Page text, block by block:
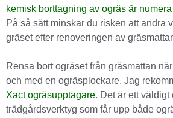
kemisk borttagning av ogräs är
På så sätt minskar du risken att andra
gräset efter renoveringen av
Rensa bort ogräset från gräsmattan
och med en ogräsplockare. Jag
Xact ogräsupptagare. Det är ett väldigt
trädgårdsverktyg som får upp både